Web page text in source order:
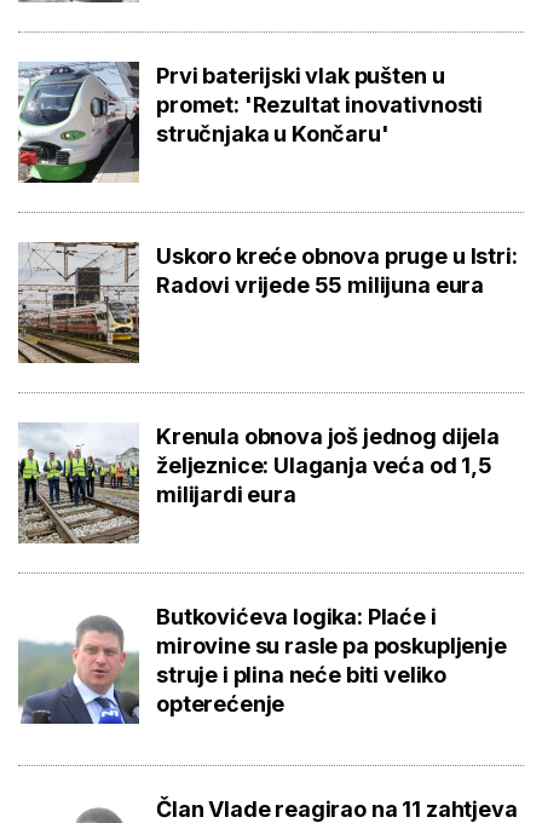
Prvi baterijski vlak pušten u
promet: 'Rezultat inovativnosti
stručnjaka u Končaru'
Uskoro kreće obnova pruge u Istri:
Radovi vrijede 55 milijuna eura
Krenula obnova još jednog dijela
željeznice: Ulaganja veća od 1,5
milijardi eura
Butkovićeva logika: Plaće i
mirovine su rasle pa poskupljenje
struje i plina neće biti veliko
opterećenje
Član Vlade reagirao na 11 zahtjeva